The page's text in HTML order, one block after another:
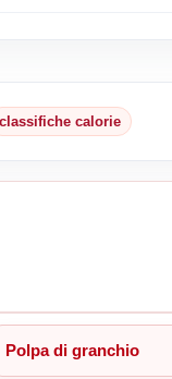
classifiche calorie
Polpa di granchio